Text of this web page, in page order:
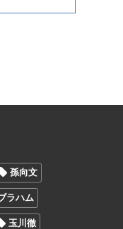
孫向文
ラハム
玉川徹